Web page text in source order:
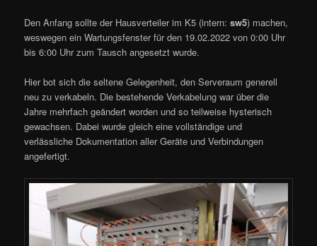
Den Anfang sollte der Hausverteiler im K5 (intern:sw5) machen,
weswegen ein Wartungsfenster für den 19.02.2022 von 0:00 Uhr
bis 6:00 Uhr zum Tausch angesetzt wurde.
Hier bot sich die seltene Gelegenheit, den Serveraum generell
neu zu verkabeln. Die bestehende Verkabelung war über die
Jahre mehrfach geändert worden und so teilweise hysterisch
gewachsen. Dabei wurde gleich eine vollständige und
verlässliche Dokumentation aller Geräte und Verbindungen
angefertigt.